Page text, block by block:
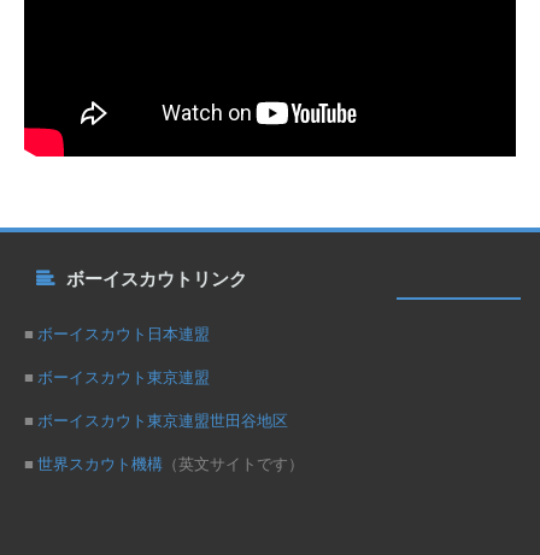
ボーイスカウトリンク
■ ボーイスカウト日本連盟
■ ボーイスカウト東京連盟
■ ボーイスカウト東京連盟世田谷地区
■ 世界スカウト機構 （英文サイトです）